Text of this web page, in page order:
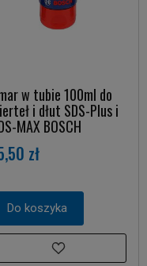
w tubie 100ml do
i dłut SDS-Plus i
MAX BOSCH
zł
Do koszyka